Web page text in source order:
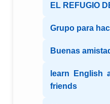
EL REFUGIO
Grupo para
Buenas
learn English
friends